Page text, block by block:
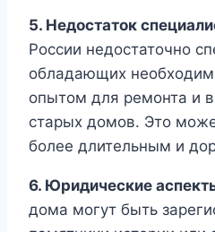
5. Недостаток
России недостаточно
обладающих
опытом для ремонта и
старых домов. Это
более длительным и
6. Юридические
дома могут быть